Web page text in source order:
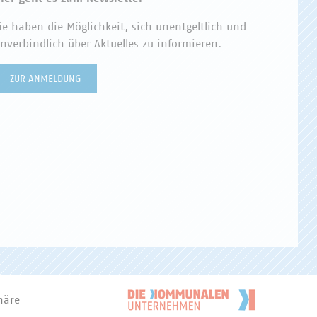
haben die Möglichkeit, sich unentgeltlich und
über Aktuelles zu informieren.
ZUR ANMELDUNG